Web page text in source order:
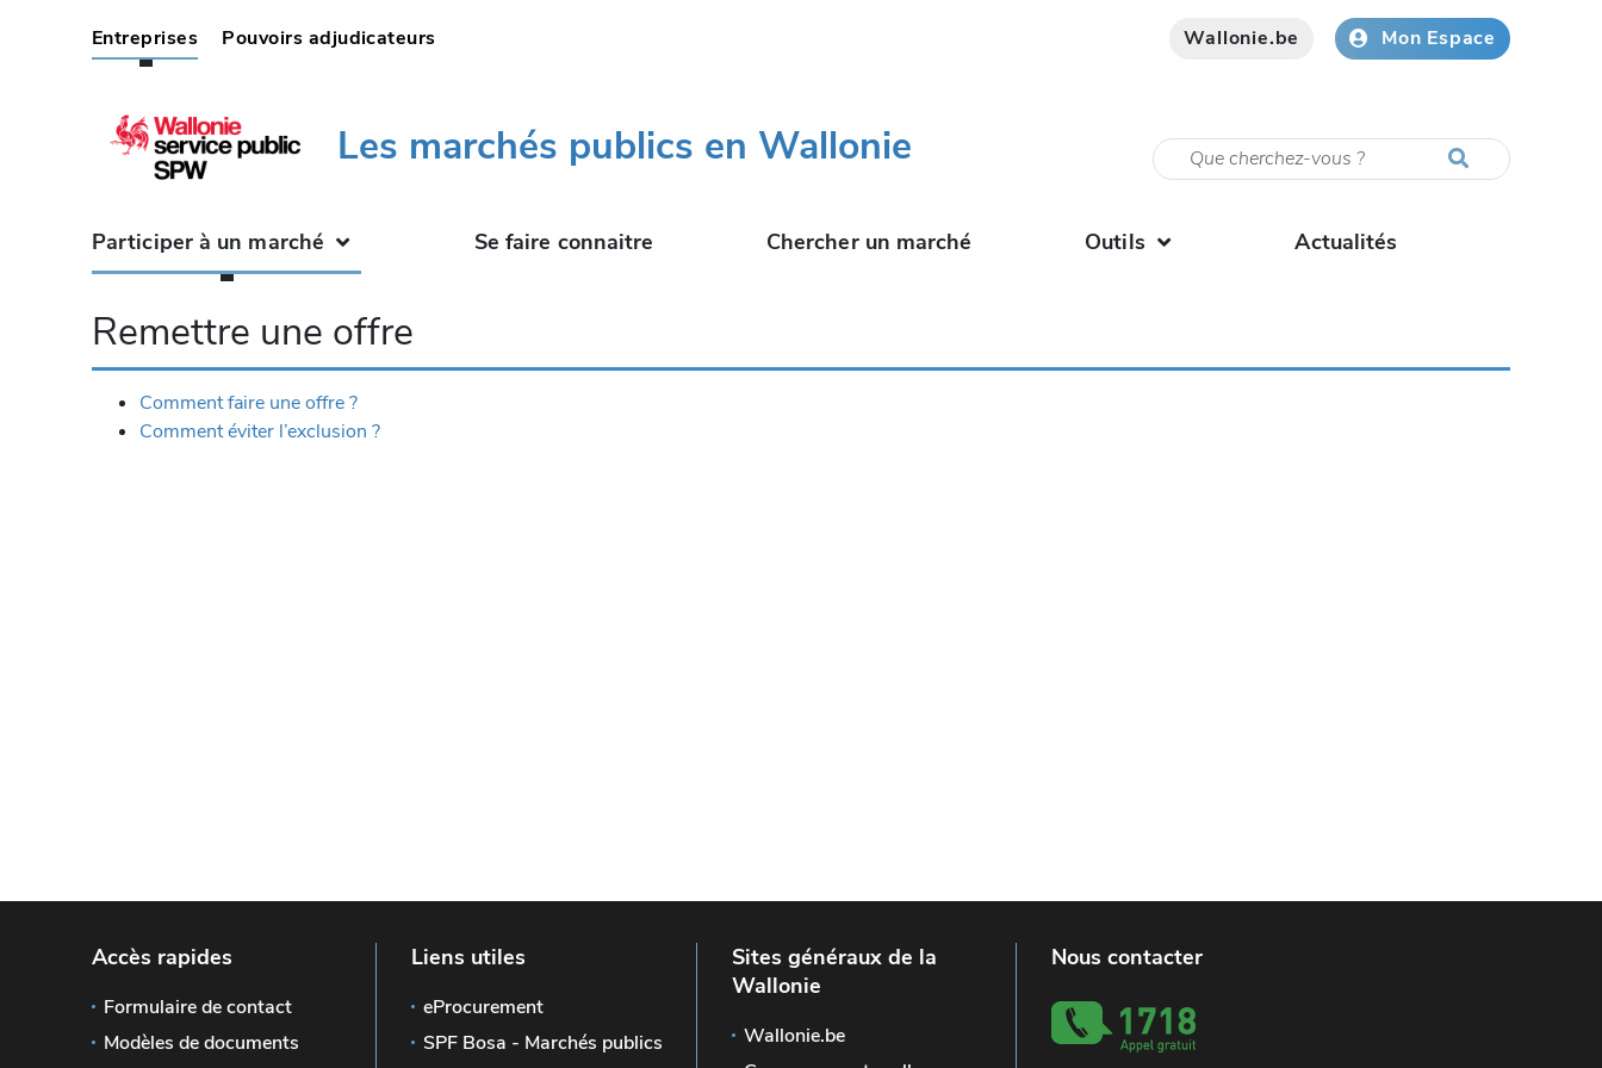
Entreprises(current)
Pouvoirs adjudicateurs Wallonie.be Mon Espace
Les marchés publics en Wallonie
Participer à un marché Se faire connaitre Chercher un marché Outils Actualités
Remettre une offre
Comment faire une offre ?
Comment éviter l’exclusion ?
Accès rapides
Formulaire de contact
Modèles de documents
Liens utiles
eProcurement
SPF Bosa - Marchés publics
Sites généraux de la
Wallonie
Wallonie.be
Nous contacter